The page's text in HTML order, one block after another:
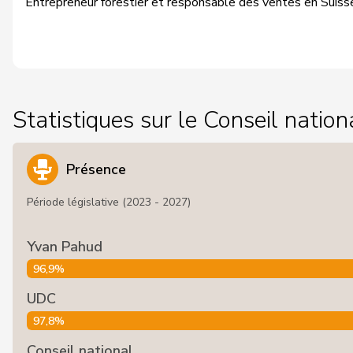
Statistiques sur le Conseil
Présence
Période législative (2023 - 2027)
Yvan Pahud
96,9%
UDC
97,8%